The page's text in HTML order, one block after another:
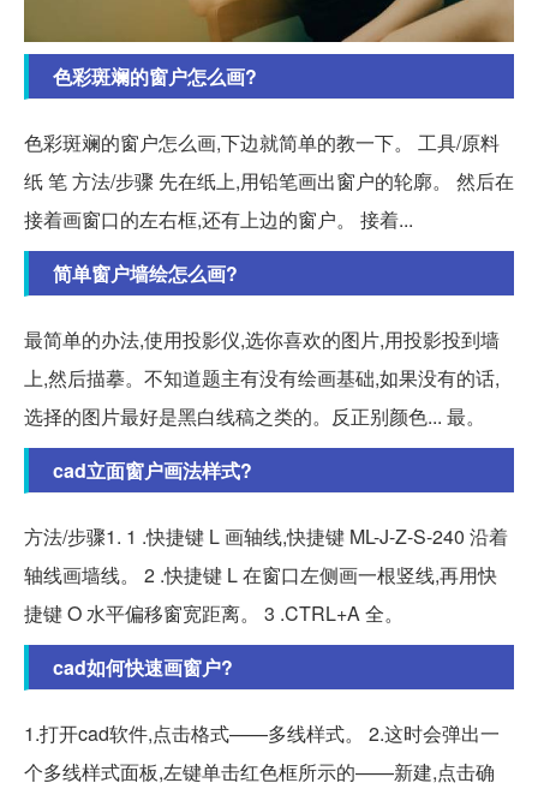
色彩斑斓的窗户怎么画?
色彩斑斓的窗户怎么画,下边就简单的教一下。 工具/原料
纸 笔 方法/步骤 先在纸上,用铅笔画出窗户的轮廓。 然后在
接着画窗口的左右框,还有上边的窗户。 接着...
简单窗户墙绘怎么画?
最简单的办法,使用投影仪,选你喜欢的图片,用投影投到墙
上,然后描摹。不知道题主有没有绘画基础,如果没有的话,
选择的图片最好是黑白线稿之类的。反正别颜色... 最。
cad立面窗户画法样式?
方法/步骤1. 1 .快捷键 L 画轴线,快捷键 ML-J-Z-S-240 沿着
轴线画墙线。 2 .快捷键 L 在窗口左侧画一根竖线,再用快
捷键 O 水平偏移窗宽距离。 3 .CTRL+A 全。
cad如何快速画窗户?
1.打开cad软件,点击格式——多线样式。 2.这时会弹出一
个多线样式面板,左键单击红色框所示的——新建,点击确